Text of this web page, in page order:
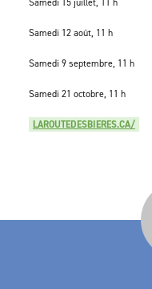
Samedi 12 août, 11 h
Samedi 9 septembre, 11 h
Samedi 21 octobre, 11 h
LAROUTEDESBIERES.CA/